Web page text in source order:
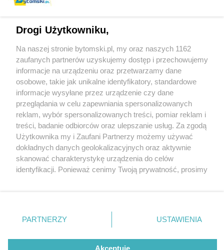
Sklep Biedronka w Bytomiu Miechowicach został
otwarty po zalaniu w czasie wrześniowych
opadów, które wywołały powódź w południowej
Polsce
3 / 5
Bytom Biedronka po powodzi
Wydawca mediów lokalnych
Nie zapomnij
zapoznać się z:
polityką prywatności regulamin korzystania z portali
Twojemiasto
Piekary Śląskie
Chorzów
Tarnowskie Góry
Gliwice
Skontakuj sięz nami
Kontakt
Wydawca
Pogoda
Drogi Użytkowniku,
Na naszej stronie bytomski.pl, my oraz naszych 1162
zaufanych partnerów uzyskujemy dostęp i przechowujemy
informacje na urządzeniu oraz przetwarzamy dane
osobowe, takie jak unikalne identyfikatory, standardowe
informacje wysyłane przez urządzenie czy dane
przeglądania w celu zapewniania spersonalizowanych
reklam, wybór spersonalizowanych treści, pomiar reklam i
treści, badanie odbiorców oraz ulepszanie usług. Za zgodą
Użytkownika my i Zaufani Partnerzy możemy używać
dokładnych danych geolokalizacyjnych oraz aktywnie
skanować charakterystykę urządzenia do celów
identyfikacji. Ponieważ cenimy Twoją prywatność, prosimy
prywatności znajdujący się w lewym dolnym rogu strony
. Niektóre rodzaje przetwarzania danych nie wymagają
zgody użytkownika, ale masz prawo sprzeciwić się
takiemu przetwarzaniu. Preferencje będą miały
PARTNERZY USTAWIENIA
Akceptuję